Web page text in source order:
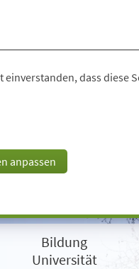
dass diese
anpassen
Bildung
Universität